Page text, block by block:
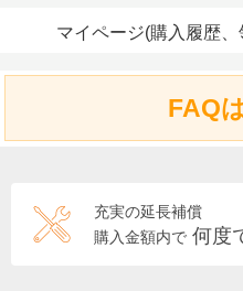
マイページ(購入履歴
FAQ
充実の延長補償
購入金額内で 何度